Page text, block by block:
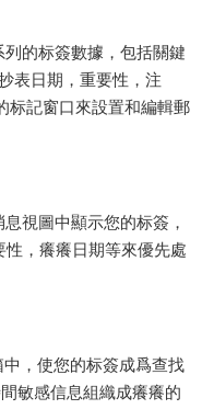
的标簽數據，包括關鍵
表日期，重要性，注
标記窗口來設置和編輯郵
視圖中顯示您的标簽，
，癢癢日期等來優先處
，使您的标簽成爲查找
敏感信息組織成癢癢的